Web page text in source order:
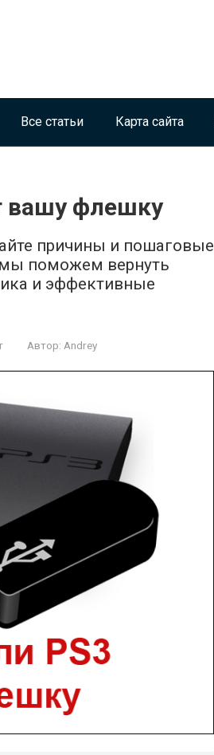
Все статьи Карта сайта
вашу флешку
причины и пошаговые
поможем вернуть
и эффективные
Автор: Andrey